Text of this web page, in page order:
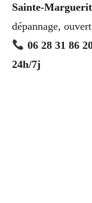
Sainte-
dépannage,
06 28 31 86
24h/7j